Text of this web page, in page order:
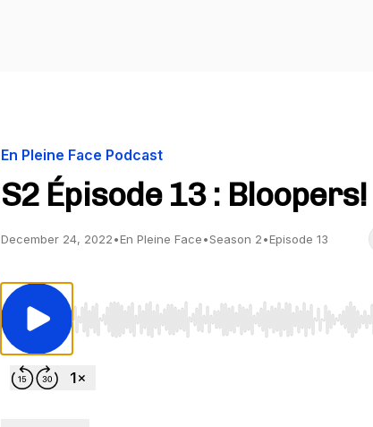
En Pleine Face Podcast
S2 Épisode 13 : Bloopers!
December 24, 2022•En Pleine Face•Season 2•Episode 13
Use Left/Right to seek, Home/End to jump to